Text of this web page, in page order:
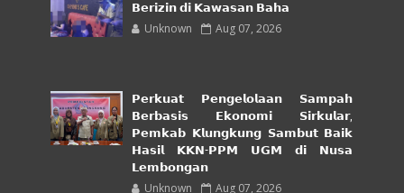
𝗕𝗲𝗿𝗶𝘇𝗶𝗻 𝗱𝗶 𝗞𝗮𝘄𝗮𝘀𝗮𝗻 𝗕𝗮𝗵𝗮
Unknown Aug 07, 2026
𝗣𝗲𝗿𝗸𝘂𝗮𝘁 𝗣𝗲𝗻𝗴𝗲𝗹𝗼𝗹𝗮𝗮𝗻 𝗦𝗮𝗺𝗽𝗮𝗵
𝗕𝗲𝗿𝗯𝗮𝘀𝗶𝘀 𝗘𝗸𝗼𝗻𝗼𝗺𝗶 𝗦𝗶𝗿𝗸𝘂𝗹𝗮𝗿,
𝗣𝗲𝗺𝗸𝗮𝗯 𝗞𝗹𝘂𝗻𝗴𝗸𝘂𝗻𝗴 𝗦𝗮𝗺𝗯𝘂𝘁 𝗕𝗮𝗶𝗸
𝗛𝗮𝘀𝗶𝗹 𝗞𝗞𝗡-𝗣𝗣𝗠 𝗨𝗚𝗠 𝗱𝗶 𝗡𝘂𝘀𝗮
𝗟𝗲𝗺𝗯𝗼𝗻𝗴𝗮𝗻
Unknown Aug 07, 2026